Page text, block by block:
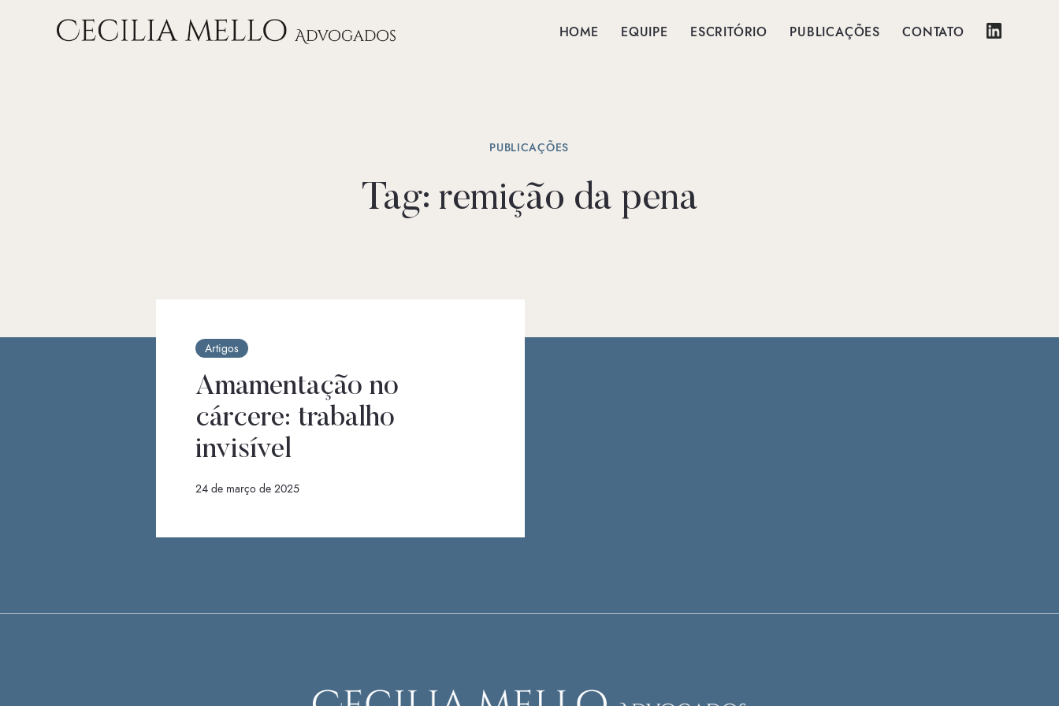
HOME EQUIPE ESCRITÓRIO PUBLICAÇÕES CONTATO
PUBLICAÇÕES
Tag:remição da pena
Artigos
Amamentação no
cárcere: trabalho
invisível
24 de março de 2025